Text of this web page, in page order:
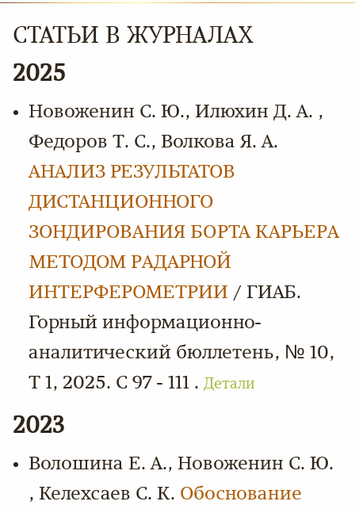
СТАТЬИ В ЖУРНАЛАХ
2025
Новоженин С. Ю., Илюхин Д. А. ,
Федоров Т. С., Волкова Я. А.
АНАЛИЗ РЕЗУЛЬТАТОВ
ДИСТАНЦИОННОГО
ЗОНДИРОВАНИЯ БОРТА КАРЬЕРА
МЕТОДОМ РАДАРНОЙ
ИНТЕРФЕРОМЕТРИИ / ГИАБ.
Горный информационно-
аналитический бюллетень, № 10,
Т 1, 2025. С 97 - 111 . Детали
2023
Волошина Е. А., Новоженин С. Ю.
, Келехсаев С. К. Обоснование